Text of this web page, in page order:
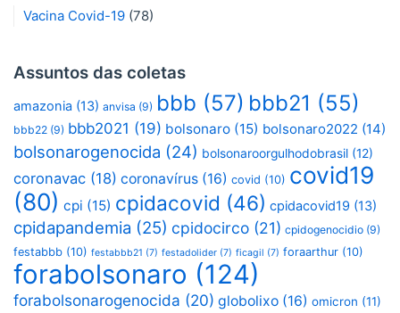
Vacina Covid-19 (78)
Assuntos das coletas
amazonia (13) anvisa (9) bbb (57) bbb21 (55)
bbb22 (9) bbb2021 (19) bolsonaro (15) bolsonaro2022 (14)
bolsonarogenocida (24) bolsonaroorgulhodobrasil (12)
coronavac (18) coronavírus (16) covid (10) covid19
(80) cpi (15) cpidacovid (46) cpidacovid19 (13)
cpidapandemia (25) cpidocirco (21) cpidogenocidio (9)
festabbb (10) festabbb21 (7) festadolider (7) ficagil (7) foraarthur (10)
forabolsonaro (124)
forabolsonarogenocida (20) globolixo (16) omicron (11)